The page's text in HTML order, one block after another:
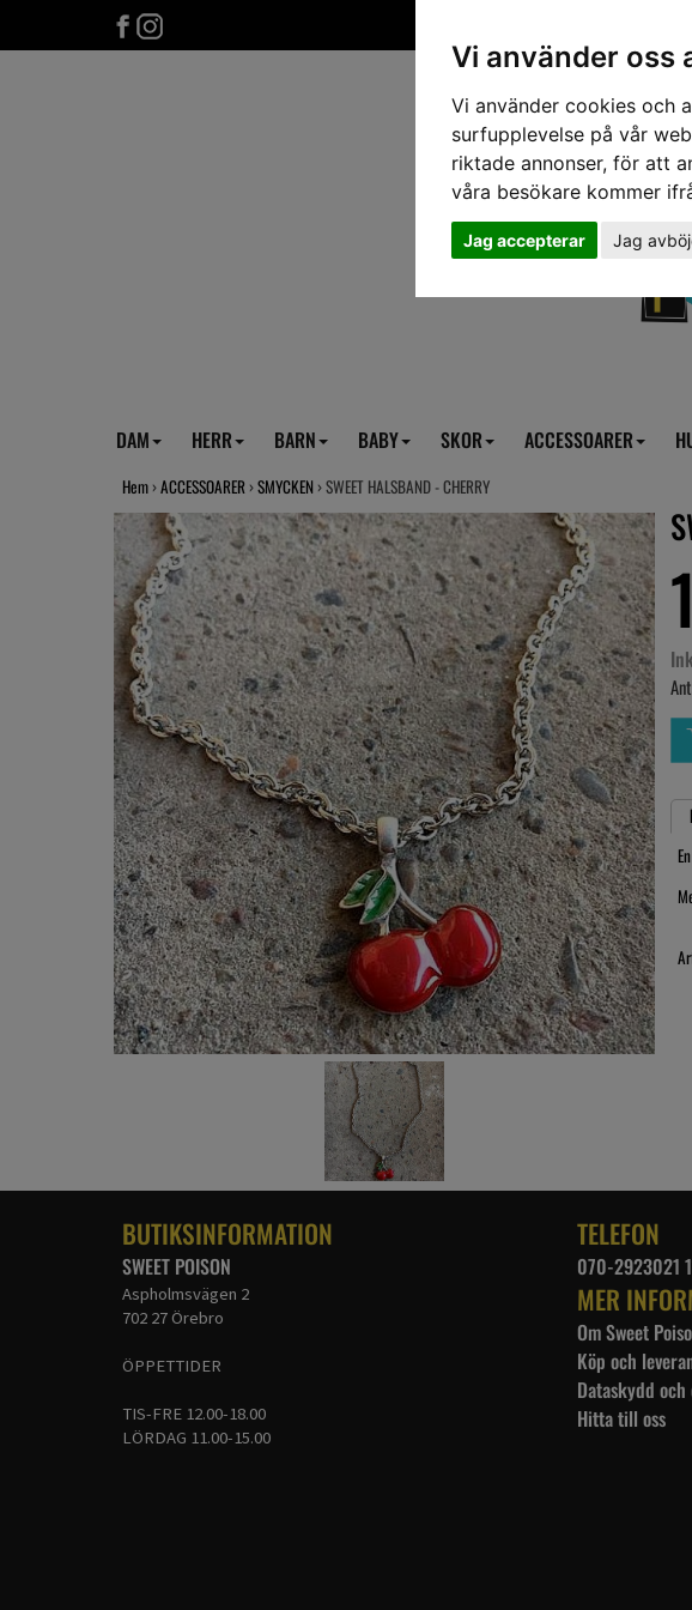
Vi använder oss
Vi använder cookies och
surfupplevelse på vår
riktade annonser, för att
våra besökare kommer
Jag accepterar Jag
DAM HERR BARN BABY SKOR ACCESSOARER
Hem ›ACCESSOARER ›SMYCKEN › SWEET HALSBAND - CHERRY
BUTIKSINFORMATION
SWEET POISON
Aspholmsvägen 2
702 27 Örebro
ÖPPETTIDER
TIS-FRE 12.00-18.00
LÖRDAG 11.00-15.00
TELEFON
070-2923021
MER
Om Sweet
Köp och
Dataskydd och
Hitta till oss